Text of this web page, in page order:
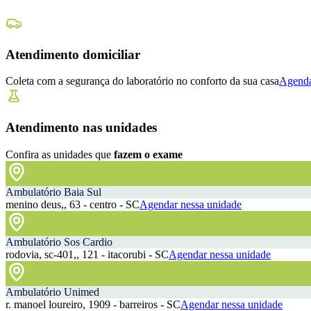
Atendimento domiciliar
Coleta com a segurança do laboratório no conforto da sua casa
Atendimento nas unidades
Confira as unidades que fazem o exame
Ambulatório Baia Sul
menino deus,, 63 - centro - SCAgendar nessa unidade
Ambulatório Sos Cardio
rodovia, sc-401,, 121 - itacorubi - SCAgendar nessa unidade
Ambulatório Unimed
r. manoel loureiro, 1909 - barreiros - SCAgendar nessa unidade